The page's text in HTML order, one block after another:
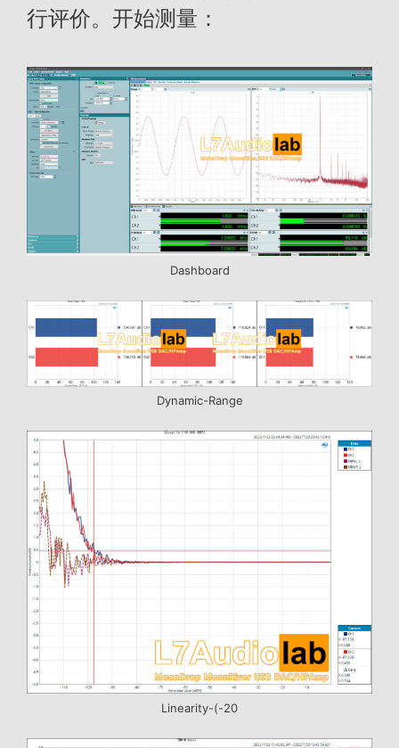
行评价。开始测量：
Dashboard
Dynamic-Range
Linearity-(-20